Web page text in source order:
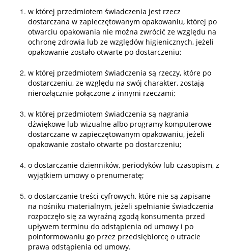
w której przedmiotem świadczenia jest rzecz
dostarczana w zapieczętowanym opakowaniu, której po
otwarciu opakowania nie można zwrócić ze względu na
ochronę zdrowia lub ze względów higienicznych, jeżeli
opakowanie zostało otwarte po dostarczeniu;
w której przedmiotem świadczenia są rzeczy, które po
dostarczeniu, ze względu na swój charakter, zostają
nierozłącznie połączone z innymi rzeczami;
w której przedmiotem świadczenia są nagrania
dźwiękowe lub wizualne albo programy komputerowe
dostarczane w zapieczętowanym opakowaniu, jeżeli
opakowanie zostało otwarte po dostarczeniu;
o dostarczanie dzienników, periodyków lub czasopism, z
wyjątkiem umowy o prenumeratę;
o dostarczanie treści cyfrowych, które nie są zapisane
na nośniku materialnym, jeżeli spełnianie świadczenia
rozpoczęło się za wyraźną zgodą konsumenta przed
upływem terminu do odstąpienia od umowy i po
poinformowaniu go przez przedsiębiorcę o utracie
prawa odstąpienia od umowy.